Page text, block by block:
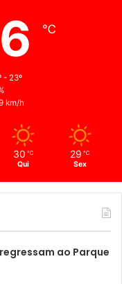
℃
- 23º
km/h
30 ℃
Qui
29 ℃
Sex
ao Parque